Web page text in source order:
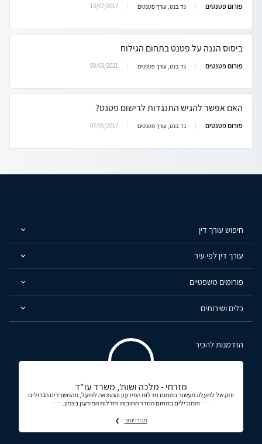
פורום פטנטים גד בנט, עורך פטנטים 13/07/2017
ביסוס הגנה על פטנט בתחום הגילוח
פורום פטנטים גד בנט, עורך פטנטים 09/08/2021
האם אפשר להגיש התנגדות לרישום פטנט?
פורום פטנטים גד בנט, עורך פטנטים 07/06/2017
חיפוש עורך דין
עורך דין לפי עיר
פורומים משפטיים
כלים ושירותים
הזדמנות להכיר
מזרחי - מלכה ושות', משרד עו"ד
ותק של למעלה מעשור בתחום חדלות הפירעון וההוצאה לפועל, מהמשרדים הגדולים
והמובילים בתחום הסדר החובות וחדלות הפירעון בצפון.
תכירו יותר